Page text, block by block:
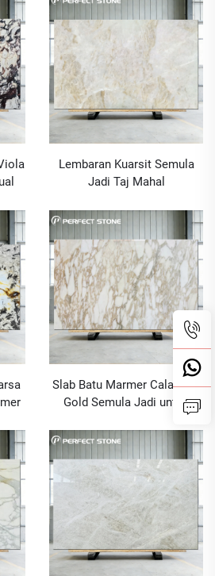
Lembaran Kuarsit Semula
Jadi Taj Mahal
Dijual
Slab Batu Marmer Calacatta
Gold Semula Jadi untuk
Meja Dapur, Vanity, Lantai,
Dinding